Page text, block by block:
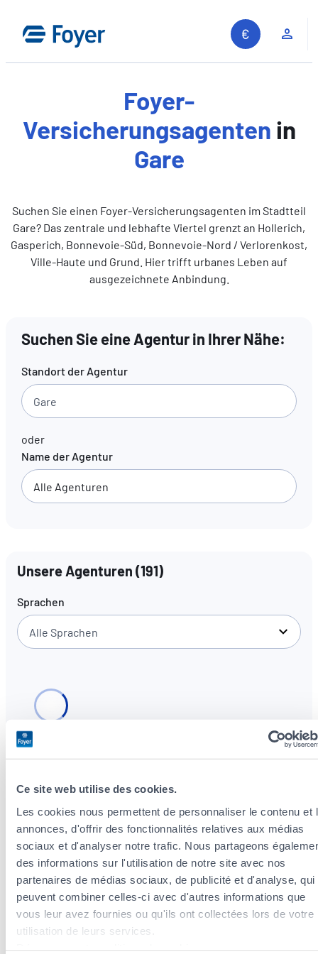
Ce site web utilise des cookies.
Les cookies nous permettent de personnaliser le contenu et
annonces, d'offrir des fonctionnalités relatives aux médias
sociaux et d'analyser notre trafic. Nous partageons
des informations sur l'utilisation de notre site avec nos
partenaires de médias sociaux, de publicité et d'analyse, qui
peuvent combiner celles-ci avec d'autres informations que
vous leur avez fournies ou qu'ils ont collectées lors de votre
utilisation de leurs services.
Inhalt
springen
Foyer-
Versicherungsagenten in
Gare
Suchen Sie einen Foyer-Versicherungsagenten im Stadtteil
Gare? Das zentrale und lebhafte Viertel grenzt an Hollerich,
Gasperich, Bonnevoie-Süd, Bonnevoie-Nord / Verlorenkost,
Ville-Haute und Grund. Hier trifft urbanes Leben auf
ausgezeichnete Anbindung.
Suchen Sie eine Agentur in Ihrer Nähe:
Standort der Agentur
oder
Name der Agentur
Unsere Agenturen (191)
Sprachen
Alle Sprachen
Versicherungsagenten in der Nähe des
Stadtteils Gare
Versicherungsagenten im Stadtteil Limpertsberg
Versicherungsagenten im Stadtteil Bonnevoie-Nord /
Verlorenkost
Versicherungsagenten im Stadtteil Kirchberg
Versicherungsagenten im Stadtteil Neudorf /
Weimershof